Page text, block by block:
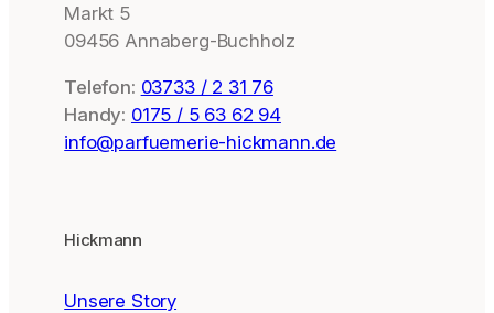
Markt 5
09456 Annaberg-Buchholz
Telefon: 03733 / 2 31 76
Handy: 0175 / 5 63 62 94
info@parfuemerie-hickmann.de
Hickmann
Unsere Story